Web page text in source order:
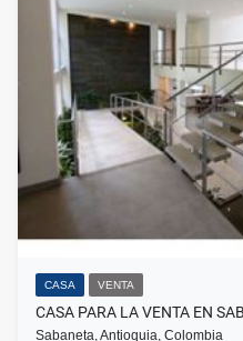
CASA VENTA
CASA PARA LA VENTA EN
Sabaneta, Antioquia, Colombia